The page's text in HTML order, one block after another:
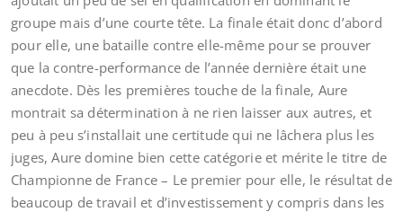
groupe mais d’une courte tête. La finale était donc d’abord
pour elle, une bataille contre elle-même pour se prouver
que la contre-performance de l’année dernière était une
anecdote. Dès les premières touche de la finale, Aure
montrait sa détermination à ne rien laisser aux autres, et
peu à peu s’installait une certitude qui ne lâchera plus les
juges, Aure domine bien cette catégorie et mérite le titre de
Championne de France – Le premier pour elle, le résultat de
beaucoup de travail et d’investissement y compris dans les